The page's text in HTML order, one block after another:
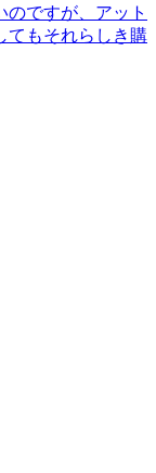
ですが、アット
てもそれらしき購